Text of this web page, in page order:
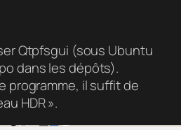
Qtpfsgui (sous Ubuntu
dans les dépôts).
programme, il suffit de
HDR ».